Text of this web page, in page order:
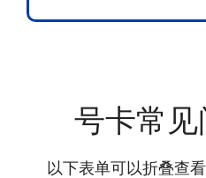
号卡常
以下表单可以折叠查